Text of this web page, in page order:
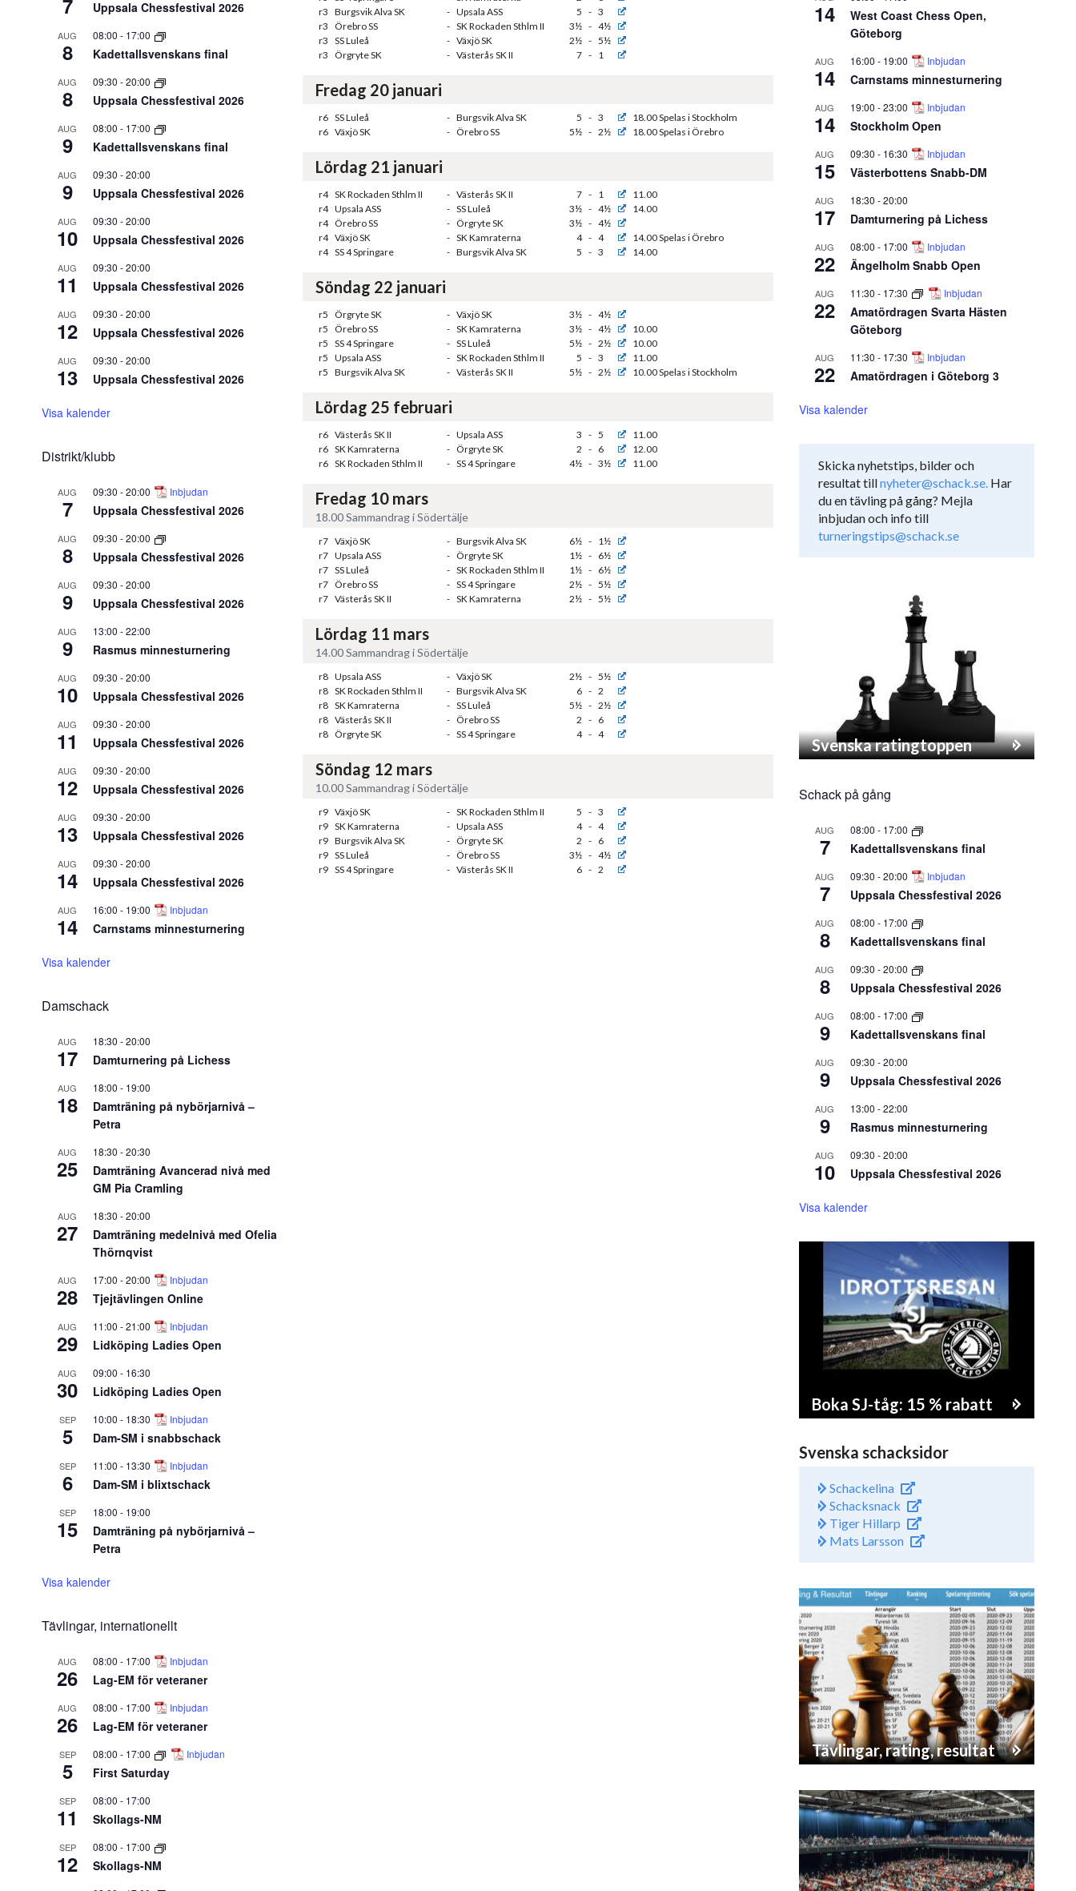
7 Uppsala Chessfestival 2026
AUG
8
08:00 - 17:00
Kadettallsvenskans final
AUG
8
09:30 -20:00
Uppsala Chessfestival 2026
AUG
9
08:00 - 17:00
Kadettallsvenskans final
AUG
9
09:30 -20:00
Uppsala Chessfestival 2026
AUG
10
09:30 -20:00
Uppsala Chessfestival 2026
AUG
11
09:30 -20:00
Uppsala Chessfestival 2026
AUG
12
09:30 -20:00
Uppsala Chessfestival 2026
AUG
13
09:30 -20:00
Uppsala Chessfestival 2026
Visa kalender
Distrikt/klubb
AUG
7
09:30 -20:00 Inbjudan
Uppsala Chessfestival 2026
AUG
8
09:30 -20:00
Uppsala Chessfestival 2026
AUG
9
09:30 -20:00
Uppsala Chessfestival 2026
AUG
9
13:00 -22:00
Rasmus minnesturnering
AUG
10
09:30 -20:00
Uppsala Chessfestival 2026
AUG
11
09:30 -20:00
Uppsala Chessfestival 2026
AUG
12
09:30 -20:00
Uppsala Chessfestival 2026
AUG
13
09:30 -20:00
Uppsala Chessfestival 2026
AUG
14
09:30 -20:00
Uppsala Chessfestival 2026
AUG
14
16:00 - 19:00 Inbjudan
Carnstams minnesturnering
Visa kalender
Damschack
AUG
17
18:30 -20:00
Damturnering på Lichess
AUG
18
18:00 - 19:00
Damträning på nybörjarnivå –
Petra
AUG
25
18:30 -20:30
Damträning Avancerad nivå med
GM Pia Cramling
AUG
27
18:30 -20:00
Damträning medelnivå med Ofelia
Thörnqvist
AUG
28
17:00 -20:00 Inbjudan
Tjejtävlingen Online
AUG
29
11:00 -21:00 Inbjudan
Lidköping Ladies Open
AUG
30
09:00 - 16:30
Lidköping Ladies Open
SEP
5
10:00 - 18:30 Inbjudan
Dam-SM i snabbschack
SEP
6
11:00 - 13:30 Inbjudan
Dam-SM i blixtschack
SEP
15
18:00 - 19:00
Damträning på nybörjarnivå –
Petra
Visa kalender
Tävlingar, internationellt
AUG
26
08:00 - 17:00 Inbjudan
Lag-EM för veteraner
AUG
26
08:00 - 17:00 Inbjudan
Lag-EM för veteraner
SEP
5
08:00 - 17:00 Inbjudan
First Saturday
SEP
11
08:00 - 17:00
Skollags-NM
SEP
12
08:00 - 17:00
Skollags-NM
r3 Burgsvik Alva SK - Upsala ASS 5 - 3
r3
Örebro SS - SK Rockaden Sthlm II 3½ - 4½
r3 SS Luleå - Växjö SK 2½ - 5½
r3
Örgryte SK - Västerås SK II 7 - 1
Fredag 20 januari
r6 SS Luleå - Burgsvik Alva SK 5 - 3
18.00 Spelas i Stockholm
r6 Växjö SK - Örebro SS 5½ - 2½ 18.00 Spelas i Örebro
Lördag 21 januari
r4 SK Rockaden Sthlm II - Västerås SK II 7 - 1
11.00
r4 Upsala ASS - SS Luleå 3½ - 4½
14.00
r4 Örebro SS - Örgryte SK 3½ - 4½
r4 Växjö SK - SK Kamraterna 4 - 4
14.00 Spelas i Örebro
r4 SS 4 Springare - Burgsvik Alva SK 5 - 3 14.00
Söndag 22 januari
r5 Örgryte SK - Växjö SK 3½ - 4½
r5
Örebro SS - SK Kamraterna 3½ - 4½
10.00
r5 SS 4 Springare - SS Luleå 5½ - 2½
10.00
r5 Upsala ASS - SK Rockaden Sthlm II 5 - 3
11.00
r5 Burgsvik Alva SK - Västerås SK II 5½ - 2½ 10.00 Spelas i Stockholm
Lördag 25 februari
r6 Västerås SK II - Upsala ASS 3 - 5
11.00
r6 SK Kamraterna - Örgryte SK 2 - 6
12.00
r6 SK Rockaden Sthlm II - SS 4 Springare 4½ - 3½ 11.00
Fredag 10 mars
18.00 Sammandrag i Södertälje
r7 Växjö SK - Burgsvik Alva SK 6½ - 1½
r7 Upsala ASS - Örgryte SK 1½ - 6½
r7 SS Luleå - SK Rockaden Sthlm II 1½ - 6½
r7 Örebro SS - SS 4 Springare 2½ - 5½
r7 Västerås SK II - SK Kamraterna 2½ - 5½
Lördag 11 mars
14.00 Sammandrag i Södertälje
r8 Upsala ASS - Växjö SK 2½ - 5½
r8 SK Rockaden Sthlm II - Burgsvik Alva SK 6 - 2
r8 SK Kamraterna - SS Luleå 5½ - 2½
r8 Västerås SK II - Örebro SS 2 - 6
r8 Örgryte SK - SS 4 Springare 4 - 4
Söndag 12 mars
10.00 Sammandrag i Södertälje
r9 Växjö SK - SK Rockaden Sthlm II 5 - 3
r9 SK Kamraterna - Upsala ASS 4 - 4
r9 Burgsvik Alva SK - Örgryte SK 2 - 6
r9 SS Luleå - Örebro SS 3½ - 4½
r9 SS 4 Springare - Västerås SK II 6 - 2
14
West Coast Chess Open,
Göteborg
AUG
14
16:00 - 19:00 Inbjudan
Carnstams minnesturnering
AUG
14
19:00 -23:00 Inbjudan
Stockholm Open
AUG
15
09:30 - 16:30 Inbjudan
Västerbottens Snabb-DM
AUG
17
18:30 -20:00
Damturnering på Lichess
AUG
22
08:00 - 17:00 Inbjudan
Ängelholm Snabb Open
AUG
22
11:30 - 17:30 Inbjudan
Amatördragen Svarta Hästen
Göteborg
AUG
22
11:30 - 17:30 Inbjudan
Amatördragen i Göteborg 3
Visa kalender
Skicka nyhetstips, bilder och
resultat tillnyheter@schack.se. Har
du en tävling på gång? Mejla
inbjudan och info till
turneringstips@schack.se
Svenska ratingtoppen
Schack på gång
AUG
7
08:00 - 17:00
Kadettallsvenskans final
AUG
7
09:30 -20:00 Inbjudan
Uppsala Chessfestival 2026
AUG
8
08:00 - 17:00
Kadettallsvenskans final
AUG
8
09:30 -20:00
Uppsala Chessfestival 2026
AUG
9
08:00 - 17:00
Kadettallsvenskans final
AUG
9
09:30 -20:00
Uppsala Chessfestival 2026
AUG
9
13:00 -22:00
Rasmus minnesturnering
AUG
10
09:30 -20:00
Uppsala Chessfestival 2026
Visa kalender
Boka SJ-tåg: 15 % rabatt
Svenska schacksidor
Schackelina
Schacksnack
Tiger Hillarp
Mats Larsson
Tävlingar, rating, resultat